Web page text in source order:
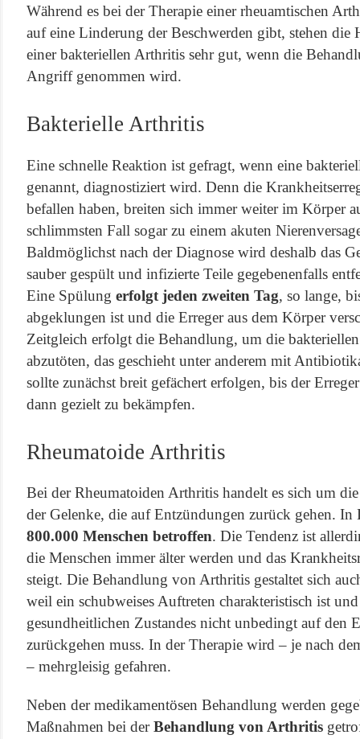
Während es bei der Therapie einer rheuamtischen
auf eine Linderung der Beschwerden gibt, stehen die
einer bakteriellen Arthritis sehr gut, wenn die
Angriff genommen wird.
Bakterielle Arthritis
Eine schnelle Reaktion ist gefragt, wenn eine
genannt, diagnostiziert wird. Denn die
befallen haben, breiten sich immer weiter im Körper
schlimmsten Fall sogar zu einem akuten
Baldmöglichst nach der Diagnose wird deshalb das
sauber gespült und infizierte Teile gegebenenfalls
Eine Spülung erfolgt jeden zweiten Tag, so lange,
abgeklungen ist und die Erreger aus dem Körper
Zeitgleich erfolgt die Behandlung, um die
abzutöten, das geschieht unter anderem mit
sollte zunächst breit gefächert erfolgen, bis der
dann gezielt zu bekämpfen.
Rheumatoide Arthritis
Bei der Rheumatoiden Arthritis handelt es sich um
der Gelenke, die auf Entzündungen zurück gehen.
800.000 Menschen betroffen. Die Tendenz ist
die Menschen immer älter werden und das
steigt. Die Behandlung von Arthritis gestaltet sich
weil ein schubweises Auftreten charakteristisch ist
gesundheitlichen Zustandes nicht unbedingt auf den
zurückgehen muss. In der Therapie wird – je nach
– mehrgleisig gefahren.
Neben der medikamentösen Behandlung werden
Maßnahmen bei derBehandlung von Arthritis